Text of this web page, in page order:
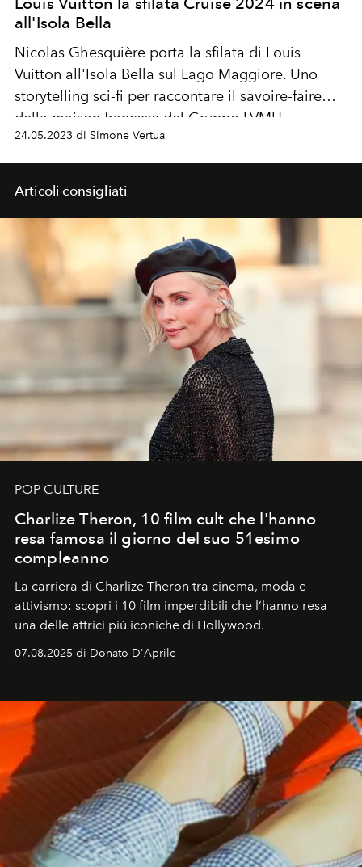
all'Isola Bella
Nicolas Ghesquière porta la sfilata di Louis
Vuitton all'Isola Bella sul Lago Maggiore. Uno
storytelling sci-fi per raccontare il savoire-faire
della maison francese del Gruppo LVMH.
24.05.2023 di Simone Vertua
Articoli consigliati
POP CULTURE
Charlize Theron, 10 film cult che l'hanno
resa famosa il giorno del suo 51esimo
compleanno
La carriera di Charlize Theron tra cinema, moda e
attivismo: scopri i 10 film imperdibili che l’hanno resa
una delle attrici più iconiche di Hollywood.
07.08.2025 di Donato D'Aprile